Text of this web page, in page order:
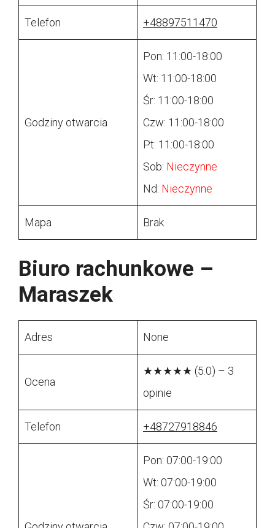
Telefon +48897511470
Godziny otwarcia
Pon: 11:00-18:00
Wt: 11:00-18:00
Śr: 11:00-18:00
Czw: 11:00-18:00
Pt: 11:00-18:00
Sob: Nieczynne
Nd: Nieczynne
Mapa Brak
Biuro rachunkowe –
Maraszek
Adres None
Ocena
★★★★★ (5.0) – 3
opinie
Telefon +48727918846
Pon: 07:00-19:00
Wt: 07:00-19:00
Śr: 07:00-19:00